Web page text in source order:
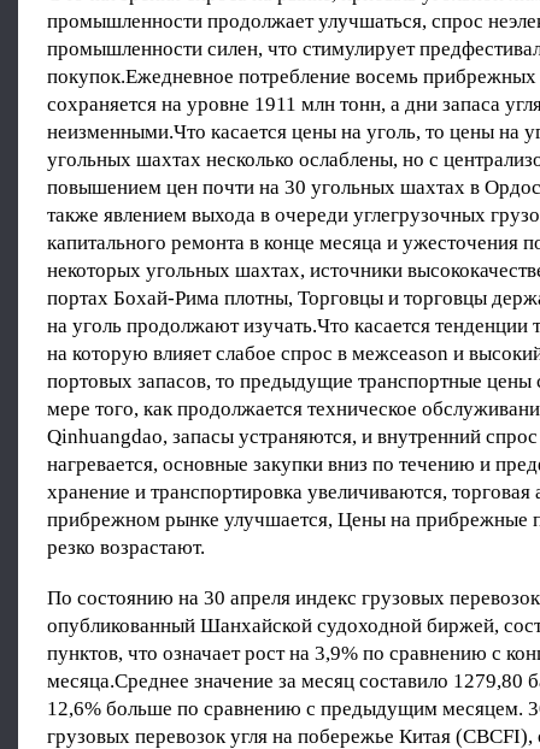
промышленности продолжает улучшаться, спрос
промышленности силен, что стимулирует
покупок.Ежедневное потребление восемь
сохраняется на уровне 1911 млн тонн, а дни запаса
неизменными.Что касается цены на уголь, то цены на
угольных шахтах несколько ослаблены, но с
повышением цен почти на 30 угольных шахтах в
также явлением выхода в очереди углегрузочных
капитального ремонта в конце месяца и ужесточения
некоторых угольных шахтах, источники
портах Бохай-Рима плотны, Торговцы и торговцы
на уголь продолжают изучать.Что касается тенденции
на которую влияет слабое спрос в межсеason и
портовых запасов, то предыдущие транспортные цены
мере того, как продолжается техническое
Qinhuangdao, запасы устраняются, и внутренний
нагревается, основные закупки вниз по течению и
хранение и транспортировка увеличиваются, торговая
прибрежном рынке улучшается, Цены на прибрежные
резко возрастают.
По состоянию на 30 апреля индекс грузовых
опубликованный Шанхайской судоходной биржей,
пунктов, что означает рост на 3,9% по сравнению с
месяца.Среднее значение за месяц составило 1279,80
12,6% больше по сравнению с предыдущим месяцем.
грузовых перевозок угля на побережье Китая